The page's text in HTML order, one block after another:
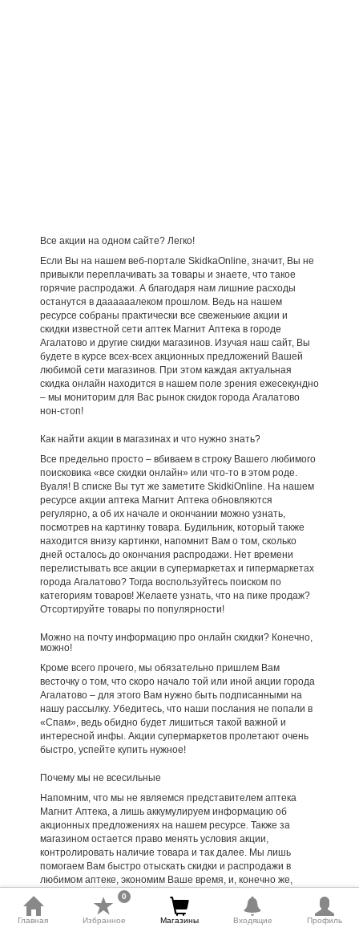
Все акции на одном сайте? Легко!
Если Вы на нашем веб-портале SkidkaOnline, значит, Вы не
привыкли переплачивать за товары и знаете, что такое
горячие распродажи. А благодаря нам лишние расходы
останутся в даааааалеком прошлом. Ведь на нашем
ресурсе собраны практически все свеженькие акции и
скидки известной сети аптек Магнит Аптека в городе
Агалатово и другие скидки магазинов. Изучая наш сайт, Вы
будете в курсе всех-всех акционных предложений Вашей
любимой сети магазинов. При этом каждая актуальная
скидка онлайн находится в нашем поле зрения ежесекундно
– мы мониторим для Вас рынок скидок города Агалатово
нон-стоп!
Как найти акции в магазинах и что нужно знать?
Все предельно просто – вбиваем в строку Вашего любимого
поисковика «все скидки онлайн» или что-то в этом роде.
Вуаля! В списке Вы тут же заметите SkidkiOnline. На нашем
ресурсе акции аптека Магнит Аптека обновляются
регулярно, а об их начале и окончании можно узнать,
посмотрев на картинку товара. Будильник, который также
находится внизу картинки, напомнит Вам о том, сколько
дней осталось до окончания распродажи. Нет времени
перелистывать все акции в супермаркетах и гипермаркетах
города Агалатово? Тогда воспользуйтесь поиском по
категориям товаров! Желаете узнать, что на пике продаж?
Отсортируйте товары по популярности!
Можно на почту информацию про онлайн скидки? Конечно,
можно!
Кроме всего прочего, мы обязательно пришлем Вам
весточку о том, что скоро начало той или иной акции города
Агалатово – для этого Вам нужно быть подписанными на
нашу рассылку. Убедитесь, что наши послания не попали в
«Спам», ведь обидно будет лишиться такой важной и
интересной инфы. Акции супермаркетов пролетают очень
быстро, успейте купить нужное!
Почему мы не всесильные
Напомним, что мы не являемся представителем аптека
Магнит Аптека, а лишь аккумулируем информацию об
акционных предложениях на нашем ресурсе. Также за
магазином остается право менять условия акции,
контролировать наличие товара и так далее. Мы лишь
помогаем Вам быстро отыскать скидки и распродажи в
любимом аптеке, экономим Ваше время, и, конечно же,
деньги. Поэтому обо всех серьезных проколах в конкретных
магазинах сообщайте напрямую администрации сети, так
как мы, к сожалению, никак не сможем повлиять на
Главная Избранное
0
Магазины Входящие Профиль